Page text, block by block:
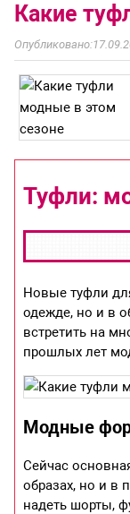
Какие
Туфли:
Новые туфли
одежде, но и в
встретить на
прошлых лет
Модные
Сейчас
образах, но и в
надеть шорты,